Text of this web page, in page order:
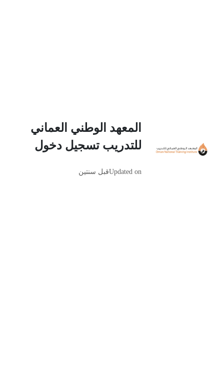
المعهد الوطني العماني
للتدريب تسجيل دخول
Updated onقبل سنتين